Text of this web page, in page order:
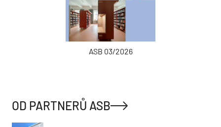
ASB 03/2026
OD PARTNERŮ ASB